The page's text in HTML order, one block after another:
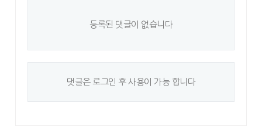
등록된 댓글이 없습니다
댓글은 로그인 후 사용이 가능 합니다